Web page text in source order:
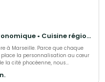
Français Traditionnel • Gastronomique • Cuisine régionale
à Marseille. Parce que chaque
place la personnalisation au cœur
la cité phocéenne, nous
vous ressemblent. Que vous
de vie ou une entreprise en